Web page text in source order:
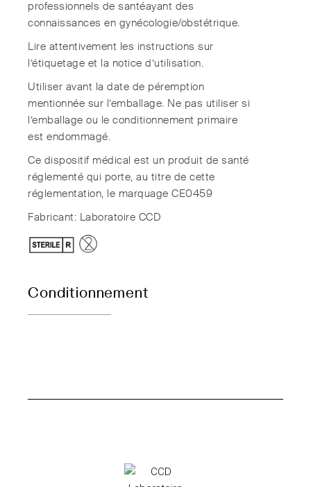
professionnels de santéayant des
connaissances en gynécologie/obstétrique.
Lire attentivement les instructions sur
l’étiquetage et la notice d’utilisation.
Utiliser avant la date de péremption
mentionnée sur l’emballage. Ne pas utiliser si
l’emballage ou le conditionnement primaire
est endommagé.
Ce dispositif médical est un produit de santé
réglementé qui porte, au titre de cette
réglementation, le marquage CE0459
Fabricant: Laboratoire CCD
Conditionnement